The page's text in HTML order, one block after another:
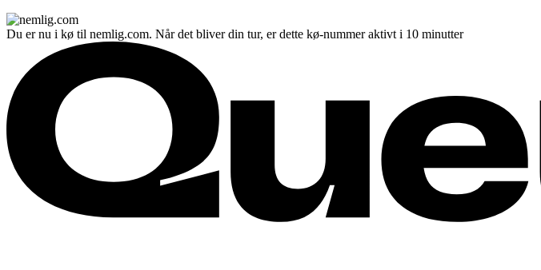
Du er nu i kø til nemlig.com. Når det bliver din tur, er dette kø-nummer aktivt i 10 minutter